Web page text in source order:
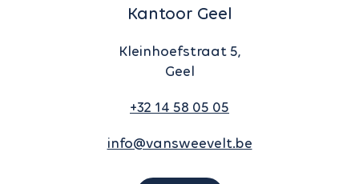
Kantoor Geel
Kleinhoefstraat 5,
Geel
+32 14 58 05 05
info@vansweevelt.be